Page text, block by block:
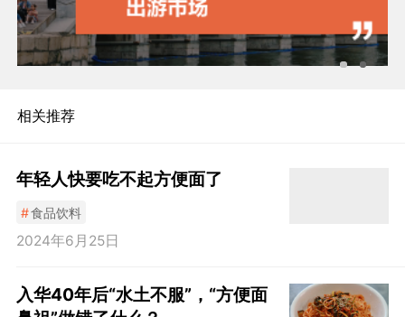
相关推荐
年轻人快要吃不起方便面了
#食品饮料
2024年6月25日
入华40年后“水土不服”，“方便面